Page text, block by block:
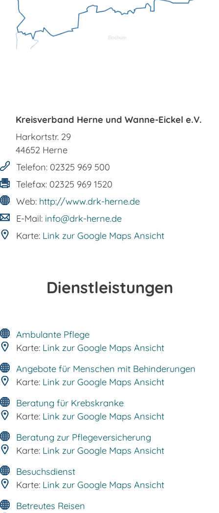
Kreisverband Herne und Wanne-Eickel e.V.
Harkortstr. 29
44652 Herne
Telefon: 02325 969 500
Telefax: 02325 969 1520
Web: http://www.drk-herne.de
E-Mail: info@drk-herne.de
Karte: Link zur Google Maps Ansicht
Dienstleistungen
Ambulante Pflege
Karte: Link zur Google Maps Ansicht
Angebote für Menschen mit Behinderungen
Karte: Link zur Google Maps Ansicht
Beratung für Krebskranke
Karte: Link zur Google Maps Ansicht
Beratung zur Pflegeversicherung
Karte: Link zur Google Maps Ansicht
Besuchsdienst
Karte: Link zur Google Maps Ansicht
Betreutes Reisen